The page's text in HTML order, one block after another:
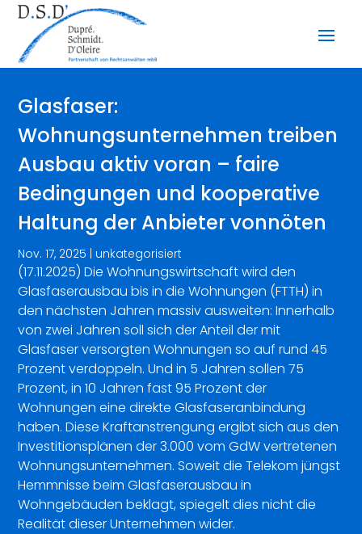
Glasfaser:
Wohnungsunternehmen treiben
Ausbau aktiv voran – faire
Bedingungen und kooperative
Haltung der Anbieter vonnöten
Nov. 17, 2025 | unkategorisiert
(17.11.2025) Die Wohnungswirtschaft wird den
Glasfaserausbau bis in die Wohnungen (FTTH) in
den nächsten Jahren massiv ausweiten: Innerhalb
von zwei Jahren soll sich der Anteil der mit
Glasfaser versorgten Wohnungen so auf rund 45
Prozent verdoppeln. Und in 5 Jahren sollen 75
Prozent, in 10 Jahren fast 95 Prozent der
Wohnungen eine direkte Glasfaseranbindung
haben. Diese Kraftanstrengung ergibt sich aus den
Investitionsplänen der 3.000 vom GdW vertretenen
Wohnungsunternehmen. Soweit die Telekom jüngst
Hemmnisse beim Glasfaserausbau in
Wohngebäuden beklagt, spiegelt dies nicht die
Realität dieser Unternehmen wider.